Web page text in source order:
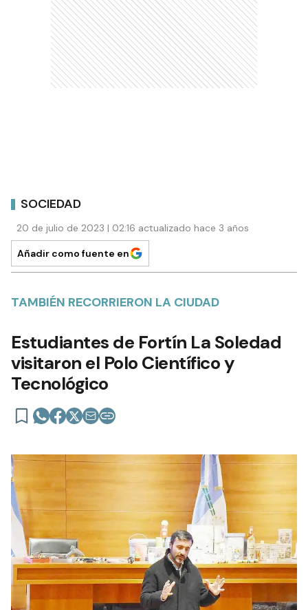
SOCIEDAD
20 de julio de 2023 | 02:16 actualizado hace 3 años
Añadir como fuente en
TAMBIÉN RECORRIERON LA CIUDAD
Estudiantes de Fortín La Soledad
visitaron el Polo Científico y
Tecnológico